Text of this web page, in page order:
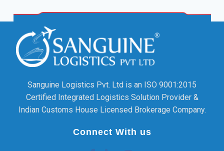
Sanguine Logistics Pvt. Ltd is an ISO 9001:2015
Certified Integrated Logistics Solution Provider &
Indian Customs House Licensed Brokerage Company.
Connect With us